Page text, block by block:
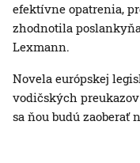
efektívne opatrenia,
zhodnotila
Lexmann.
Novela európskej
vodičských
sa ňou budú zaoberať